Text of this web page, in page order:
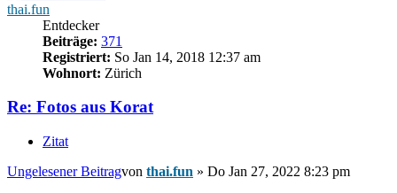
thai.fun
Entdecker
Beiträge: 371
Registriert: So Jan 14, 2018 12:37 am
Wohnort: Zürich
Re: Fotos aus Korat
Zitat
Ungelesener Beitragvon thai.fun » Do Jan 27, 2022 8:23 pm